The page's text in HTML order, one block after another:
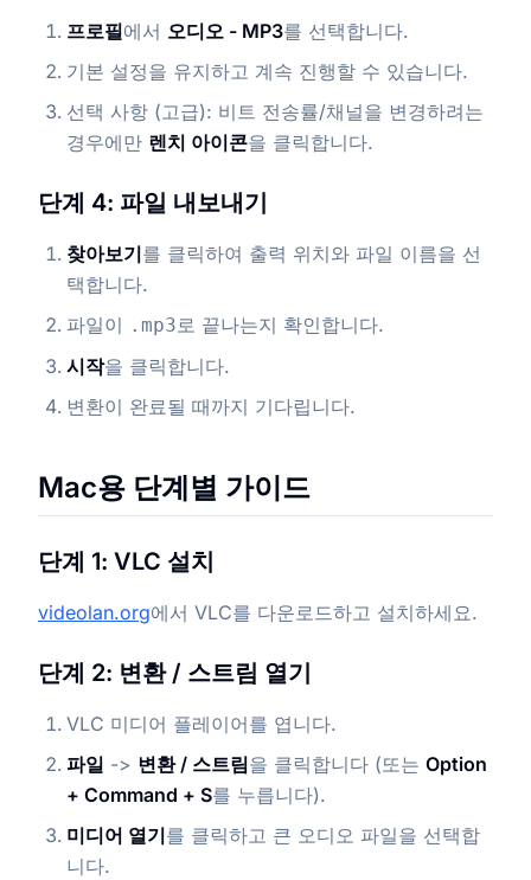
프로필에서 오디오 - MP3를 선택합니다.
기본 설정을 유지하고 계속 진행할 수 있습니다.
선택 사항 (고급): 비트 전송률/채널을 변경하려는
경우에만 렌치 아이콘을 클릭합니다.
단계 4: 파일 내보내기
찾아보기를 클릭하여 출력 위치와 파일 이름을 선
택합니다.
파일이 .mp3로 끝나는지 확인합니다.
시작을 클릭합니다.
변환이 완료될 때까지 기다립니다.
Mac용 단계별 가이드
단계 1: VLC 설치
videolan.org에서 VLC를 다운로드하고 설치하세요.
단계 2: 변환 / 스트림 열기
VLC 미디어 플레이어를 엽니다.
파일 -> 변환 / 스트림을 클릭합니다 (또는 Option
+ Command + S를 누릅니다).
미디어 열기를 클릭하고 큰 오디오 파일을 선택합
니다.